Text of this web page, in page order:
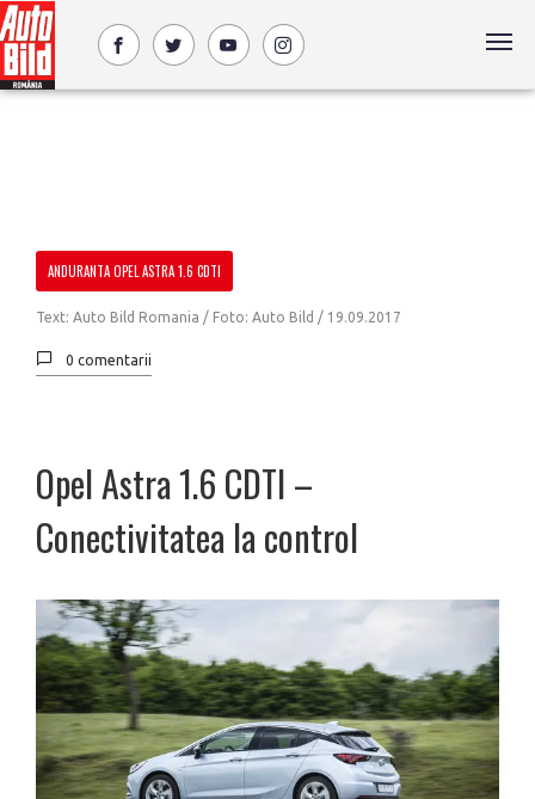
ANDURANTA OPEL ASTRA 1.6 CDTI
Text: Auto Bild Romania / Foto: Auto Bild / 19.09.2017
0 comentarii
Opel Astra 1.6 CDTI –
Conectivitatea la control